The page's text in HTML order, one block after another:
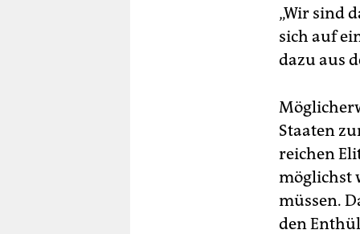
„Wir sind
sich auf
dazu aus
Staaten
reichen
möglichst
müssen.
den